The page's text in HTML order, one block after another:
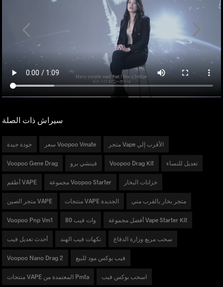
سيراش ذات الصلة
جودة جيدة سعر Voopoo Vmate متجر Vape الأقرب إلي
Voopoo Gene Drag فينشي برو Voopoo Drag Kit تعديل للنساء
أطقم VAPE مجموعة Voopoo Starter خزانات البخار
متجر الصين VAPE منتجات VAPE الجديدة متجر بخار بالقرب مني
Voopoo Pnp Vm1 80 وات فيب أفضل مجموعة Vape Starter Kit
أحدث تعديل فيب نكهات فيب الهند سحب مربع وزارة الدفاع
Voopoo Nano Drag 2 فيب بوكس ​​مود للبيع
منتجات VAPE المعتمدة من Pmta اسحب بوكس ​​فيب